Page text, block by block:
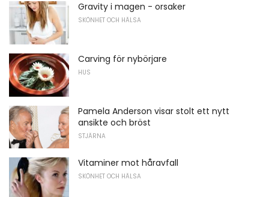
Gravity i magen - orsaker
SKÖNHET OCH HÄLSA
Carving för nybörjare
HUS
Pamela Anderson visar stolt ett nytt
ansikte och bröst
STJÄRNA
Vitaminer mot håravfall
SKÖNHET OCH HÄLSA